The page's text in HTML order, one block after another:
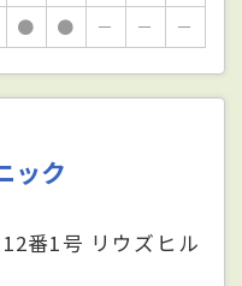
● ● － － －
ック
番1号 リウズヒル